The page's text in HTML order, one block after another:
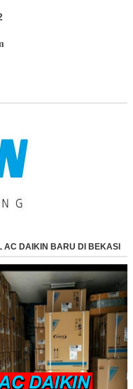
AC DAIKIN BARU DI BEKASI